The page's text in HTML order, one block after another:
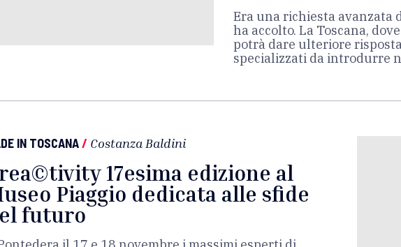
Era una richiesta avanzata
ha accolto. La Toscana,
potrà dare ulteriore
specializzati da introdurre
IN TOSCANA/ Costanza Baldini
17esima edizione al
Piaggio dedicata alle sfide
futuro